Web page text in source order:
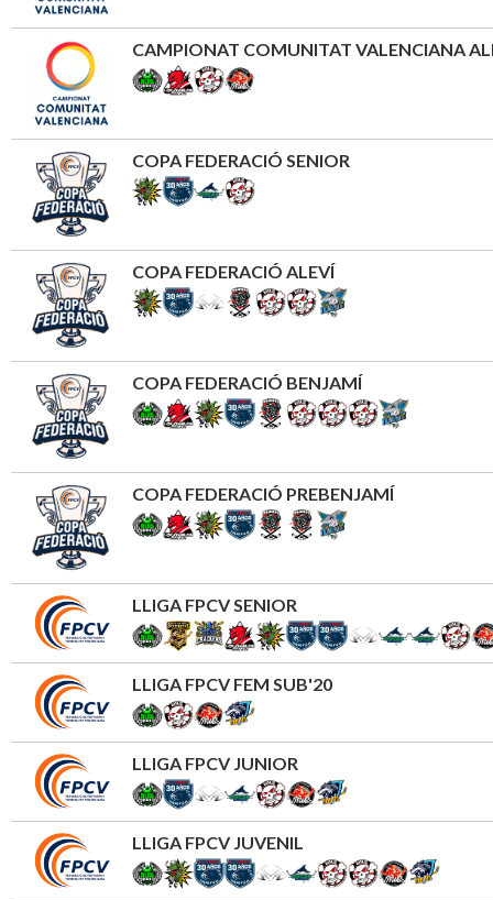
CAMPIONAT COMUNITAT VALENCIANA
COPA FEDERACIÓ SENIOR
COPA FEDERACIÓ ALEVÍ
COPA FEDERACIÓ BENJAMÍ
COPA FEDERACIÓ PREBENJAMÍ
LLIGA FPCV SENIOR
LLIGA FPCV FEM SUB'20
LLIGA FPCV JUNIOR
LLIGA FPCV JUVENIL